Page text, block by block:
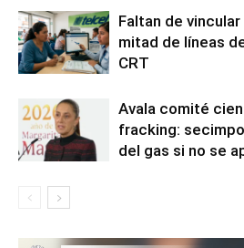
Faltan de vincular
mitad de líneas
CRT
Avala comité
fracking:
del gas si no se